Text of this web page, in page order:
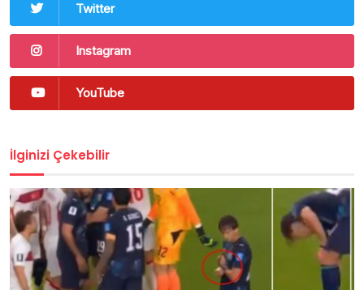
Twitter
Instagram
YouTube
İlginizi Çekebilir